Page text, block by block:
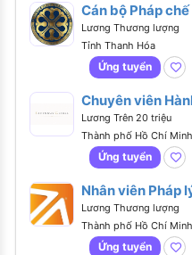
Cán bộ Pháp
Lương Thương lượng
Tỉnh Thanh Hóa
Ứng tuyển
Chuyên viên
Anh hoặc tiếng
Lương Trên 20 triệu
Thành phố Hồ Chí Minh
Ứng tuyển
Nhân viên Pháp
Lương Thương lượng
Thành phố Hồ Chí Minh
Ứng tuyển